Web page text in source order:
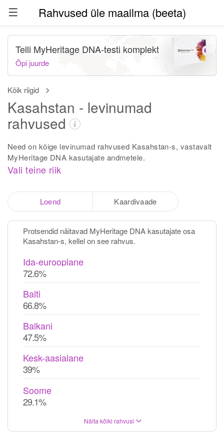
Rahvused üle maailma (beeta)
Kõik riigid
Kasahstan - levinumad
rahvused
Need on kõige levinumad rahvused Kasahstan-s, vastavalt
MyHeritage DNA kasutajate andmetele.
Vali teine riik
Telli MyHeritage DNA-testi komplekt
Õpi juurde
Loend Kaardivaade
Protsendid näitavad MyHeritage DNA kasutajate osa
Kasahstan-s, kellel on see rahvus.
Ida-eurooplane
72.6%
Balti
66.8%
Balkani
47.5%
Kesk-aasialane
39%
Soome
29.1%
Näita kõiki rahvusi